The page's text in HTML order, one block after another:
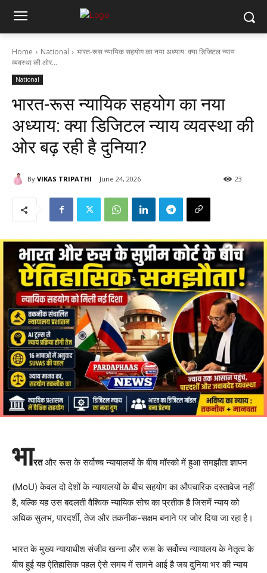
Home National
भारत-रूस न्यायिक सहयोग का नया अध्याय: क्या डिजिटल न्याय
व्यवस्था की ओर...
National
भारत-रूस न्यायिक सहयोग का नया
अध्याय: क्या डिजिटल न्याय व्यवस्था की
ओर बढ़ रही है दुनिया?
By VIKAS TRIPATHI June 24, 2026 23
भारतऔर रूस के सर्वोच्च न्यायालयों के बीच मॉस्को में हुआ समझौता ज्ञापन
(MoU) केवल दो देशों के न्यायालयों के बीच सहयोग का औपचारिक दस्तावेज नहीं
है, बल्कि यह उस बदलती वैश्विक न्यायिक सोच का प्रतीक है जिसमें न्याय को
अधिक सुलभ, पारदर्शी, तेज और तकनीक-सक्षम बनाने पर जोर दिया जा रहा है।
भारत के मुख्य न्यायाधीश संजीव खन्ना और रूस के सर्वोच्च न्यायालय के नेतृत्व के
बीच हुई यह ऐतिहासिक पहल ऐसे समय में सामने आई है जब दुनिया भर की न्याय